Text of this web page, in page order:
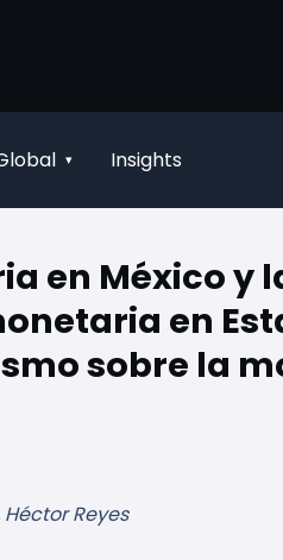
▾ Insights
en México y
en
sobre la
Reyes